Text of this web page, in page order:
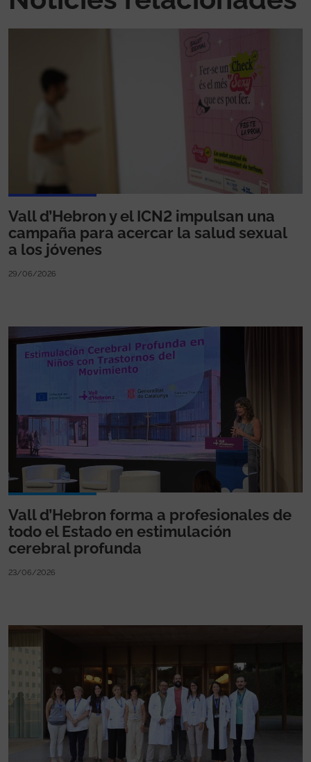
Vall d’Hebron y el ICN2 impulsan una
campaña para acercar la salud sexual
a los jóvenes
29/06/2026
Vall d’Hebron forma a profesionales de
todo el Estado en estimulación
cerebral profunda
23/06/2026